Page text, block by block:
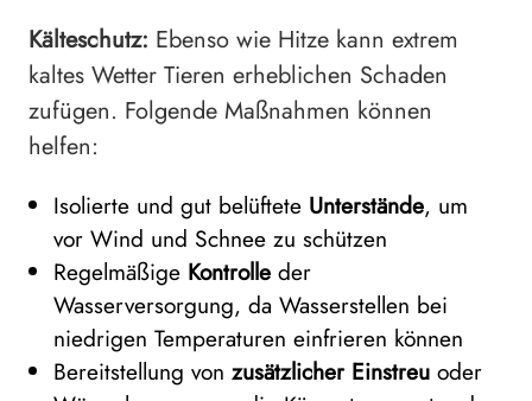
Kälteschutz: Ebenso wie Hitze kann extrem
kaltes Wetter Tieren erheblichen Schaden
zufügen. Folgende Maßnahmen können
helfen:
Isolierte und gut belüftete Unterstände, um
vor Wind und Schnee zu schützen
Regelmäßige Kontrolle der
Wasserversorgung, da Wasserstellen bei
niedrigen Temperaturen einfrieren können
Bereitstellung von zusätzlicher Einstreu oder